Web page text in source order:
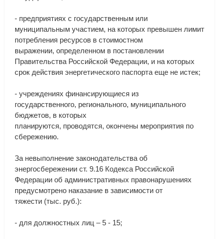
- предприятиях с государственным или
муниципальным участием, на которых превышен лимит
потребления ресурсов в стоимостном
выражении, определенном в постановлении
Правительства Российской Федерации, и на которых
срок действия энергетического паспорта еще не истек;
- учреждениях финансирующиеся из
государственного, регионального, муниципального
бюджетов, в которых
планируются, проводятся, окончены мероприятия по
сбережению.
За невыполнение законодательства об
энергосбережении ст. 9.16 Кодекса Российской
Федерации об административных правонарушениях
предусмотрено наказание в зависимости от
тяжести (тыс. руб.):
- для должностных лиц –5 - 15;